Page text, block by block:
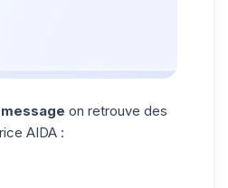
message on retrouve des
AIDA :